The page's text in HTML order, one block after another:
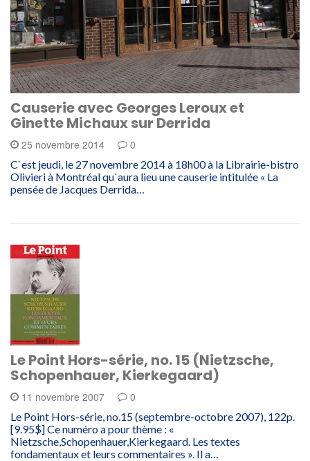
Causerie avec Georges Leroux et
Ginette Michaux sur Derrida
25 novembre 2014 0
C`est jeudi, le 27 novembre 2014 à 18h00 à la Librairie-bistro
Olivieri à Montréal qu`aura lieu une causerie intitulée « La
pensée de Jacques Derrida…
Le Point Hors-série, no. 15 (Nietzsche,
Schopenhauer, Kierkegaard)
11 novembre 2007 0
Le Point Hors-série, no.15 (septembre-octobre 2007), 122p.
[9.95$] Ce numéro a pour thème : «
Nietzsche,Schopenhauer,Kierkegaard. Les textes
fondamentaux et leurs commentaires ». Il a…